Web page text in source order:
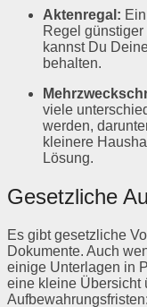
Aktenregal:
Regel
kannst Du
behalten.
viele
werden,
kleinere
Lösung.
Gesetzliche
Es gibt gesetzliche
Dokumente. Auch
einige Unterlagen in
eine kleine Übersicht
Aufbewahrungsfristen: